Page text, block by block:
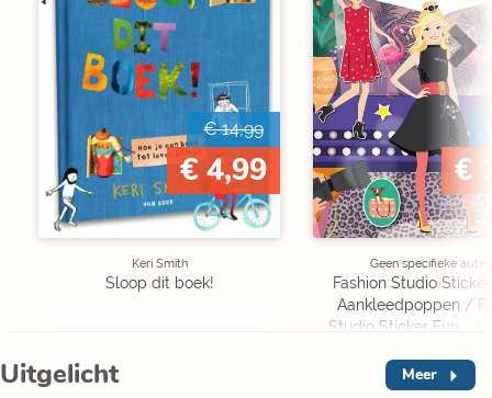
€ 14,99
€ 4,99
Keri Smith
Sloop dit boek!
€
Geen specifieke
Fashion Studio
Aankleedpoppen /
Studio Sticker Fun –
Uitgelicht Meer